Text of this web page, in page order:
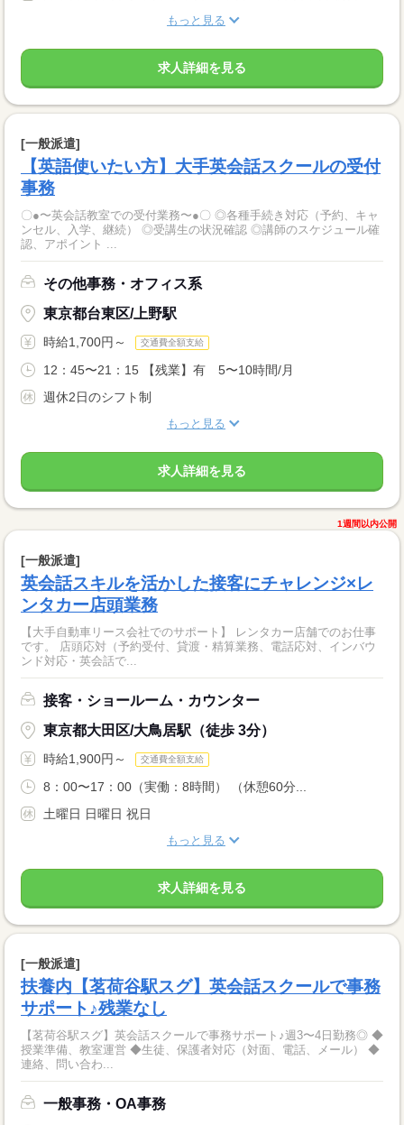
もっと見る
求人詳細を見る
[一般派遣]
【英語使いたい方】大手英会話スクールの受付
事務
〇●〜英会話教室での受付業務〜●〇 ◎各種手続き対応（予約、キャ
ンセル、入学、継続） ◎受講生の状況確認 ◎講師のスケジュール確
認、アポイント ...
その他事務・オフィス系
東京都台東区/上野駅
時給1,700円～ 交通費全額支給
12：45〜21：15 【残業】有 5〜10時間/月
週休2日のシフト制
もっと見る
求人詳細を見る
1週間以内公開
[一般派遣]
英会話スキルを活かした接客にチャレンジ×レ
ンタカー店頭業務
【大手自動車リース会社でのサポート】 レンタカー店舗でのお仕事
です。 店頭応対（予約受付、貸渡・精算業務、電話応対、インバウ
ンド対応・英会話で...
接客・ショールーム・カウンター
東京都大田区/大鳥居駅（徒歩 3分）
時給1,900円～ 交通費全額支給
8：00〜17：00（実働：8時間） （休憩60分...
土曜日 日曜日 祝日
もっと見る
求人詳細を見る
[一般派遣]
扶養内【茗荷谷駅スグ】英会話スクールで事務
サポート♪残業なし
【茗荷谷駅スグ】英会話スクールで事務サポート♪週3〜4日勤務◎ ◆
授業準備、教室運営 ◆生徒、保護者対応（対面、電話、メール） ◆
連絡、問い合わ...
一般事務・OA事務